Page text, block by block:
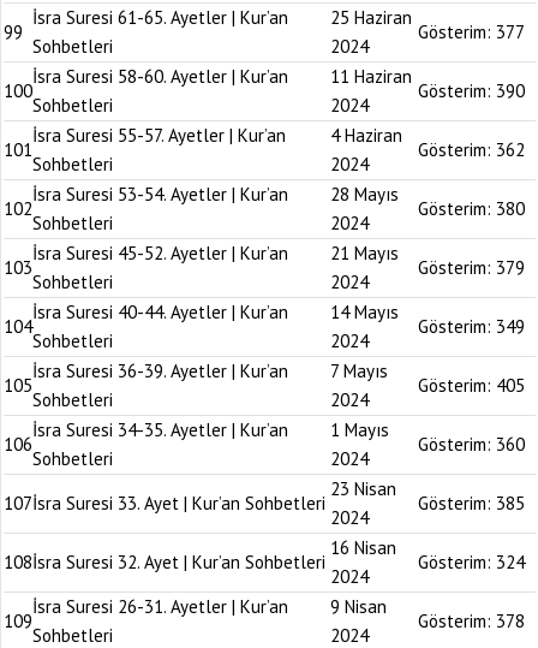
99
İsra Suresi 61-65. Ayetler | Kur’an
Sohbetleri
25 Haziran
2024
Gösterim: 377
100
İsra Suresi 58-60. Ayetler | Kur’an
Sohbetleri
11 Haziran
2024
Gösterim: 390
101
İsra Suresi 55-57. Ayetler | Kur’an
Sohbetleri
4 Haziran
2024
Gösterim: 362
102
İsra Suresi 53-54. Ayetler | Kur’an
Sohbetleri
28 Mayıs
2024
Gösterim: 380
103
İsra Suresi 45-52. Ayetler | Kur’an
Sohbetleri
21 Mayıs
2024
Gösterim: 379
104
İsra Suresi 40-44. Ayetler | Kur’an
Sohbetleri
14 Mayıs
2024
Gösterim: 349
105
İsra Suresi 36-39. Ayetler | Kur’an
Sohbetleri
7 Mayıs
2024
Gösterim: 405
106
İsra Suresi 34-35. Ayetler | Kur’an
Sohbetleri
1 Mayıs
2024
Gösterim: 360
107İsra Suresi 33. Ayet | Kur’an Sohbetleri
23 Nisan
2024
Gösterim: 385
108İsra Suresi 32. Ayet | Kur’an Sohbetleri
16 Nisan
2024
Gösterim: 324
109
İsra Suresi 26-31. Ayetler | Kur’an
Sohbetleri
9 Nisan
2024
Gösterim: 378